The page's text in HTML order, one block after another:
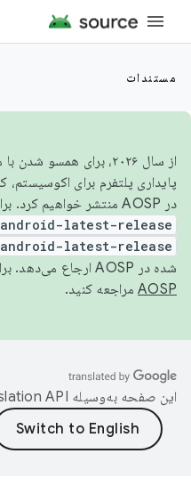
مستندات
از سال ۲۰۲۶، برای
پایداری پلتفرم برای
در AOSP منتشر خواهیم کرد. برای ساخت و مشارکت در AOSP،
android-latest-release
android-latest-release
شده در AOSP ارجاع می‌دهد. برای اطلاعات بیشتر، به
AOSP مراجعه کنید.
این صفحه به‌وسیله